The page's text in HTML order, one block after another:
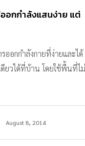
ออกกำลังแสนง่าย แต่
รออกกำลังกายที่ง่ายและได้
ดียวได้ที่บ้าน โดยใช้พื้นที่ไม่
August 8, 2014